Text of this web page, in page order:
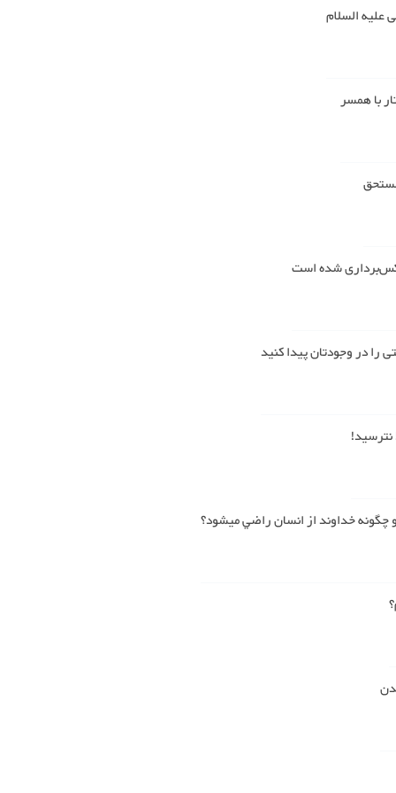
علیه السلام
با همسر
شده است
را در وجودتان پیدا کنید
نترسید!
خداوند از انسان راضي میشود؟